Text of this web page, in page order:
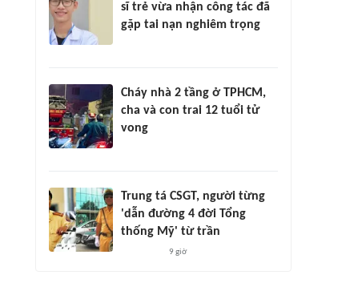
sĩ trẻ vừa nhận công tác đã
gặp tai nạn nghiêm trọng
Cháy nhà 2 tầng ở TPHCM,
cha và con trai 12 tuổi tử
vong
Trung tá CSGT, người từng
'dẫn đường 4 đời Tổng
thống Mỹ' từ trần
9 giờ